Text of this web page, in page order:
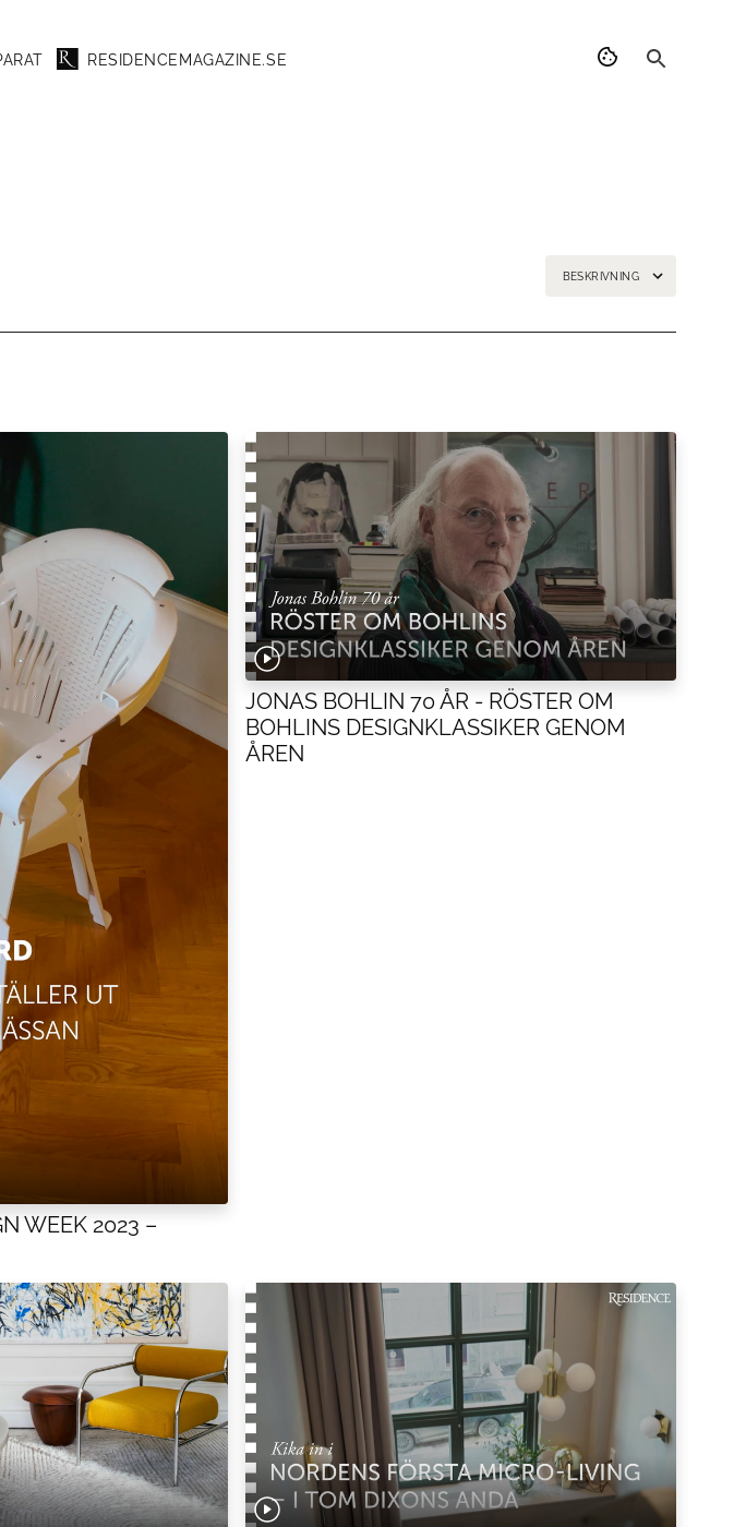
RESIDENCEMAGAZINE.SE
BESKRIVNING
WEEK 2023 –
JONAS BOHLIN 70 ÅR - RÖSTER OM
BOHLINS DESIGNKLASSIKER GENOM
ÅREN